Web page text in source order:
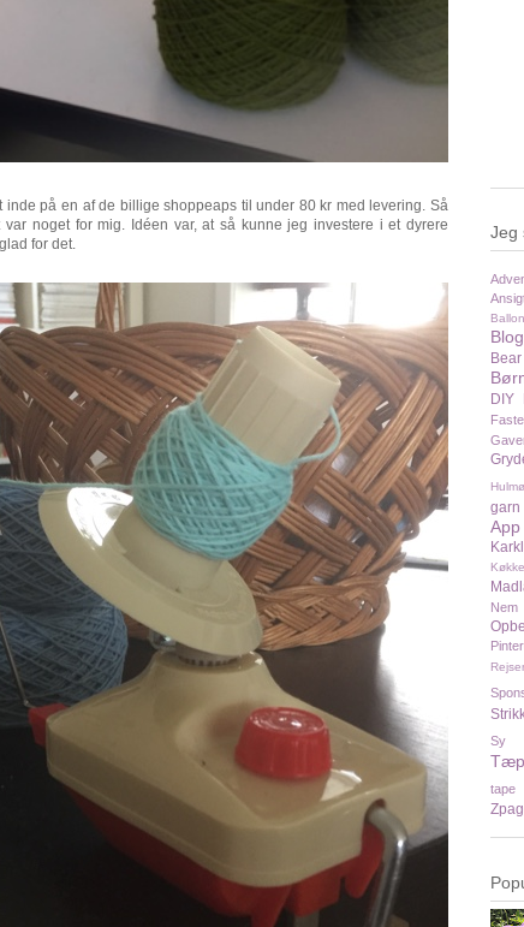
inde på en af de billige shoppeaps til under 80 kr med levering. Så
noget for mig. Idéen var, at så kunne jeg investere i et dyrere
for det.
Jeg
Bear
DIY
garn
App
Rejser
Sy
tape